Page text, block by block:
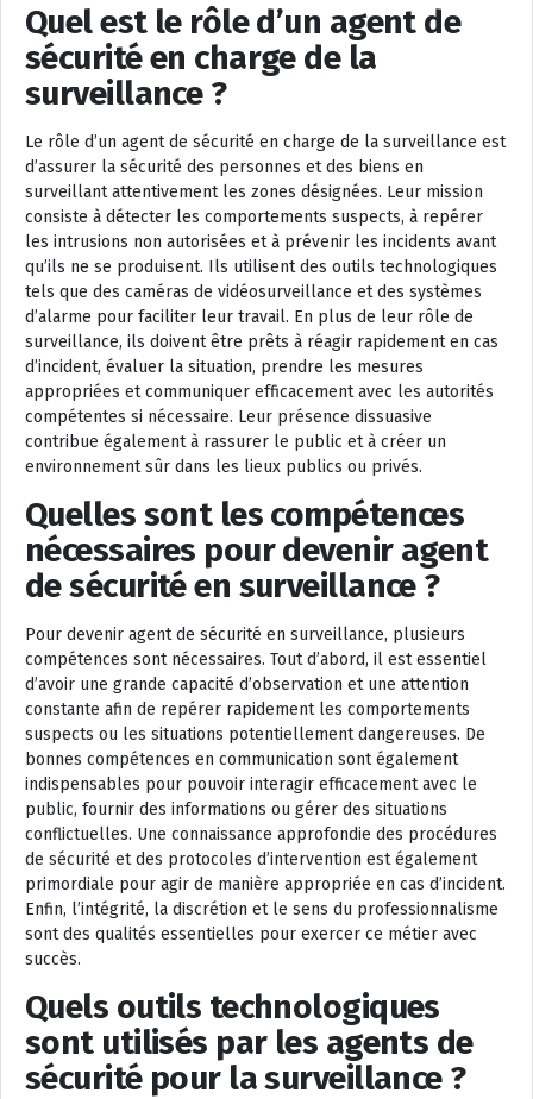
Quel est le rôle d’un agent de
sécurité en charge de la
surveillance ?
Le rôle d’un agent de sécurité en charge de la surveillance est
d’assurer la sécurité des personnes et des biens en
surveillant attentivement les zones désignées. Leur mission
consiste à détecter les comportements suspects, à repérer
les intrusions non autorisées et à prévenir les incidents avant
qu’ils ne se produisent. Ils utilisent des outils technologiques
tels que des caméras de vidéosurveillance et des systèmes
d’alarme pour faciliter leur travail. En plus de leur rôle de
surveillance, ils doivent être prêts à réagir rapidement en cas
d’incident, évaluer la situation, prendre les mesures
appropriées et communiquer efficacement avec les autorités
compétentes si nécessaire. Leur présence dissuasive
contribue également à rassurer le public et à créer un
environnement sûr dans les lieux publics ou privés.
Quelles sont les compétences
nécessaires pour devenir agent
de sécurité en surveillance ?
Pour devenir agent de sécurité en surveillance, plusieurs
compétences sont nécessaires. Tout d’abord, il est essentiel
d’avoir une grande capacité d’observation et une attention
constante afin de repérer rapidement les comportements
suspects ou les situations potentiellement dangereuses. De
bonnes compétences en communication sont également
indispensables pour pouvoir interagir efficacement avec le
public, fournir des informations ou gérer des situations
conflictuelles. Une connaissance approfondie des procédures
de sécurité et des protocoles d’intervention est également
primordiale pour agir de manière appropriée en cas d’incident.
Enfin, l’intégrité, la discrétion et le sens du professionnalisme
sont des qualités essentielles pour exercer ce métier avec
succès.
Quels outils technologiques
sont utilisés par les agents de
sécurité pour la surveillance ?